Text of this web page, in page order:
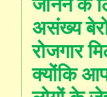
जानने के
असंख्य
रोजगार
क्योंकि